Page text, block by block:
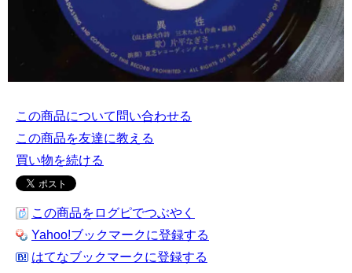
この商品について問い合わせる
この商品を友達に教える
買い物を続ける
この商品をログピでつぶやく
Yahoo!ブックマークに登録する
はてなブックマークに登録する